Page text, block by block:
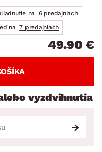
na
6 predajniach
na 7 predajniach
49.90 €
vyzdvihnutia